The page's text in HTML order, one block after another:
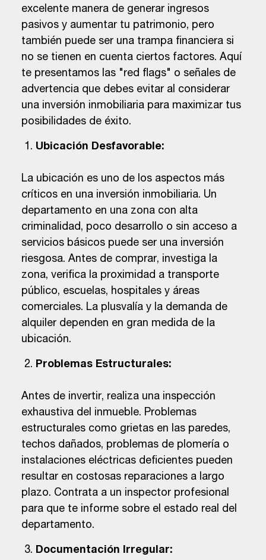
excelente manera de generar ingresos
pasivos y aumentar tu patrimonio, pero
también puede ser una trampa financiera si
no se tienen en cuenta ciertos factores. Aquí
te presentamos las "red flags" o señales de
advertencia que debes evitar al considerar
una inversión inmobiliaria para maximizar tus
posibilidades de éxito.
Ubicación Desfavorable:
La ubicación es uno de los aspectos más
críticos en una inversión inmobiliaria. Un
departamento en una zona con alta
criminalidad, poco desarrollo o sin acceso a
servicios básicos puede ser una inversión
riesgosa. Antes de comprar, investiga la
zona, verifica la proximidad a transporte
público, escuelas, hospitales y áreas
comerciales. La plusvalía y la demanda de
alquiler dependen en gran medida de la
ubicación.
Problemas Estructurales:
Antes de invertir, realiza una inspección
exhaustiva del inmueble. Problemas
estructurales como grietas en las paredes,
techos dañados, problemas de plomería o
instalaciones eléctricas deficientes pueden
resultar en costosas reparaciones a largo
plazo. Contrata a un inspector profesional
para que te informe sobre el estado real del
departamento.
Documentación Irregular: